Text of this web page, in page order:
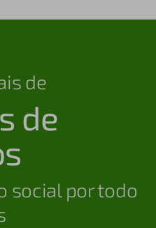
de
de
social por todo